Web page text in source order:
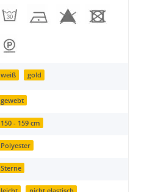
weiß gold
gewebt
150 - 159 cm
Polyester
Sterne